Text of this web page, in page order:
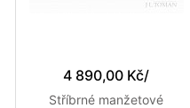
4 890,00 Kč/
Stříbrné manžetové